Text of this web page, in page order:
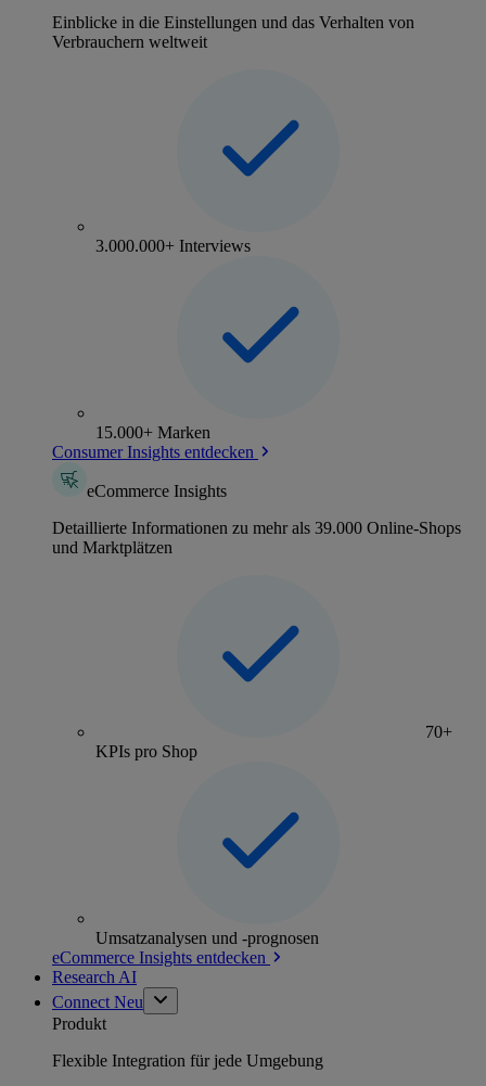
Einblicke in die Einstellungen und das Verhalten von
Verbrauchern weltweit
3.000.000+ Interviews
15.000+ Marken
Consumer Insights entdecken
eCommerce Insights
Detaillierte Informationen zu mehr als 39.000 Online-Shops
und Marktplätzen
70+
KPIs pro Shop
Umsatzanalysen und -prognosen
eCommerce Insights entdecken
Research AI
Connect Neu
Produkt
Flexible Integration für jede Umgebung